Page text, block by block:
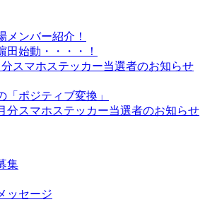
メンバー紹介！
始動・・・・！
分スマホステッカー当選者のお知らせ
「ポジティブ変換」
分スマホステッカー当選者のお知らせ
集
ッセージ